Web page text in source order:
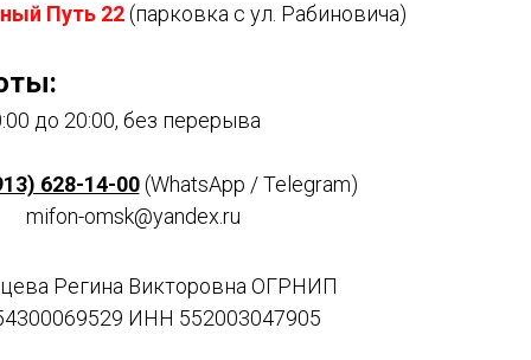
Путь 22(парковка с ул. Рабиновича)
до 20:00, без перерыва
628-14-00 (WhatsApp / Telegram)
mifon-omsk@yandex.ru
Регина Викторовна ОГРНИП
ИНН 552003047905